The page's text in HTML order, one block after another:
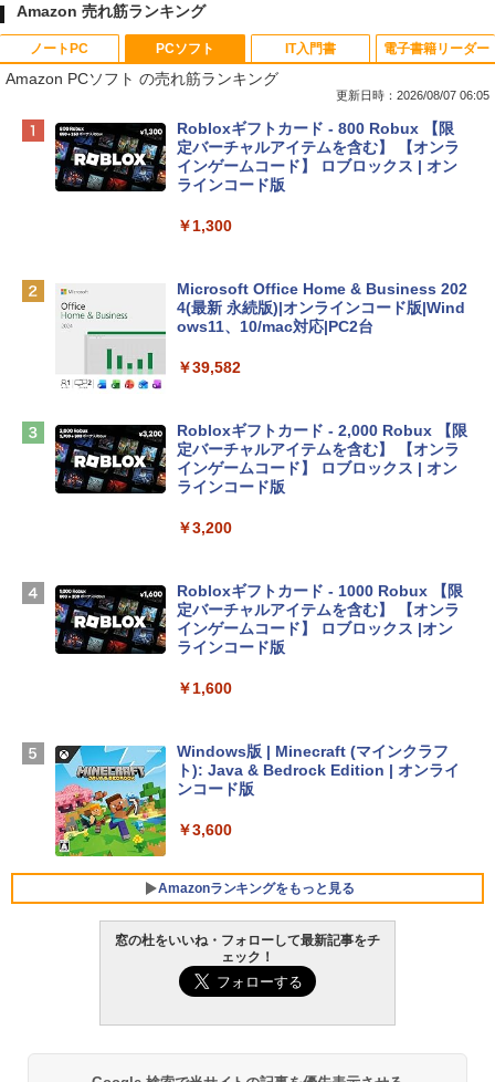
Amazon 売れ筋ランキング
ノートPC
Apple 2026 MacBook Neo A18 Proチッ
プ搭載13インチノートブック：AIとAppl
e Intelligence、Liquid Retinaディスプ
レイ、8GBメモリ、512GB SSD、1080p
ィゴ + 3年延長 AppleCare+ for 13インチ
￥162,598
ンケース Dell NEC Lavie ASUS HP dyna
￥2,952
Apple 2026 MacBook Air M5チップ搭載
igence、13.6インチLiquid Retinaディ
ラ、Touch ID - ミッドナイト + 3年延長
AppleCare+ for 13インチMacBook Air
(M5)|ダウンロード版
￥347,600
ン 15-fd 15.6インチ 16GBメモリ 512GB
SSD インテル Core 5
￥129,800
ersonal/Copilotキー搭載/Win 11/15.6型/
Core i5/16GB/SSD 512GB/ホワイト) FM
VWK3E15W_AZ
￥123,400
PCソフト
Amazon PCソフト の売れ筋ランキング
更新日時：2026/08/07 06:05
Robloxギフトカード - 800 Robux 【限
定バーチャルアイテムを含む】 【オンラ
インゲームコード】 ロブロックス | オン
ラインコード版
￥1,300
Microsoft Office Home & Business 202
4(最新 永続版)|オンラインコード版|Wind
ows11、10/mac対応|PC2台
￥39,582
Robloxギフトカード - 2,000 Robux 【限
定バーチャルアイテムを含む】 【オンラ
インゲームコード】 ロブロックス | オン
ラインコード版
￥3,200
Robloxギフトカード - 1000 Robux 【限
定バーチャルアイテムを含む】 【オンラ
インゲームコード】 ロブロックス |オン
ラインコード版
￥1,600
Windows版 | Minecraft (マインクラフ
ト): Java & Bedrock Edition | オンライ
ンコード版
￥3,600
Amazonランキングをもっと見る
IT入門書
生成AIパスポート公式テキスト 第４版
電子書籍リーダー
Amazon Kindle Paperwhite (16GB) 7イ
ンチディスプレイ、色調調節ライト、12
￥27,980
窓の杜をいいね・フォローして最新記事をチ
ェック！